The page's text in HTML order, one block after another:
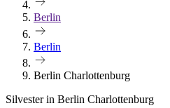
Berlin
Berlin
Berlin Charlottenburg
Silvester in Berlin Charlottenburg